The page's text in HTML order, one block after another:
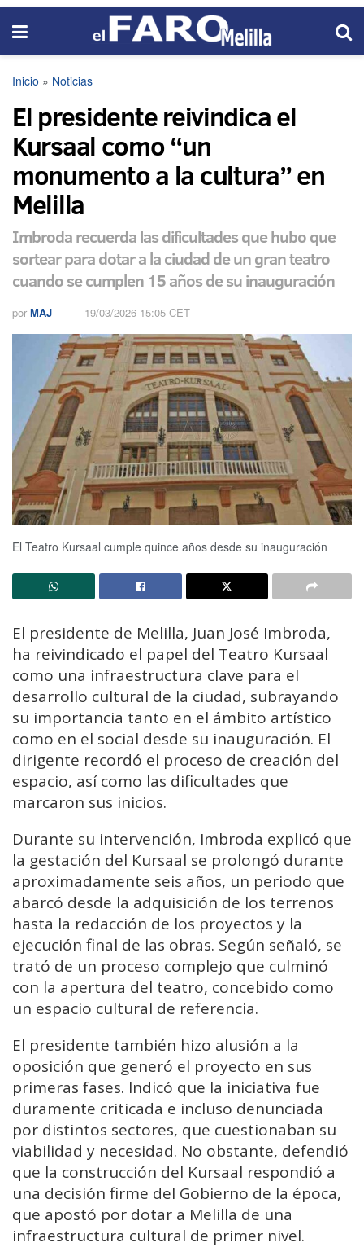
Inicio » Noticias
El presidente reivindica el
Kursaal como “un
monumento a la cultura” en
Melilla
Imbroda recuerda las dificultades que hubo que
sortear para dotar a la ciudad de un gran teatro
cuando se cumplen 15 años de su inauguración
por MAJ 19/03/2026 15:05 CET
El Teatro Kursaal cumple quince años desde su inauguración
El presidente de Melilla, Juan José Imbroda,
ha reivindicado el papel del Teatro Kursaal
como una infraestructura clave para el
desarrollo cultural de la ciudad, subrayando
su importancia tanto en el ámbito artístico
como en el social desde su inauguración. El
dirigente recordó el proceso de creación del
espacio, así como las dificultades que
marcaron sus inicios.
Durante su intervención, Imbroda explicó que
la gestación del Kursaal se prolongó durante
aproximadamente seis años, un periodo que
abarcó desde la adquisición de los terrenos
hasta la redacción de los proyectos y la
ejecución final de las obras. Según señaló, se
trató de un proceso complejo que culminó
con la apertura del teatro, concebido como
un espacio cultural de referencia.
El presidente también hizo alusión a la
oposición que generó el proyecto en sus
primeras fases. Indicó que la iniciativa fue
duramente criticada e incluso denunciada
por distintos sectores, que cuestionaban su
viabilidad y necesidad. No obstante, defendió
que la construcción del Kursaal respondió a
una decisión firme del Gobierno de la época,
que apostó por dotar a Melilla de una
infraestructura cultural de primer nivel.